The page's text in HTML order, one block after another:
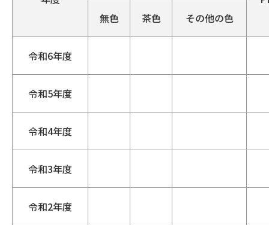
無色
茶色 その他の色
令和6年度
令和5年度
令和4年度
令和3年度
令和2年度